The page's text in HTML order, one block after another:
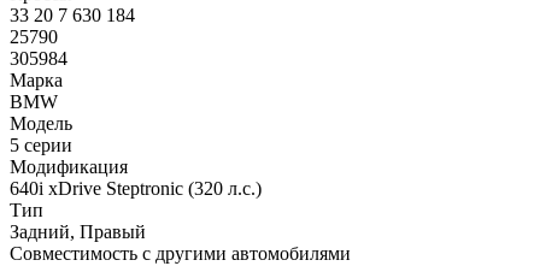
33 20 7 630 184
25790
305984
Марка
BMW
Модель
5 серии
Модификация
640i xDrive Steptronic (320 л.с.)
Тип
Задний, Правый
Совместимость с другими автомобилями